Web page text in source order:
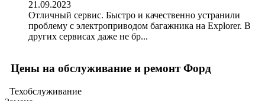
21.09.2023
Отличный сервис. Быстро и качественно устранили
проблему с электроприводом багажника на Explorer. В
других сервисах даже не бр...
Цены на обслуживание и ремонт Форд
Техобслуживание